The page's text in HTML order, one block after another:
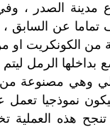
مدينة الصدر ،
تماما عن السابق ،
من الكونكريت او
بداخلها الرمل ليتم
وهي مصنوعة من
نموذجيا تعمل
تنجح هذه العملية